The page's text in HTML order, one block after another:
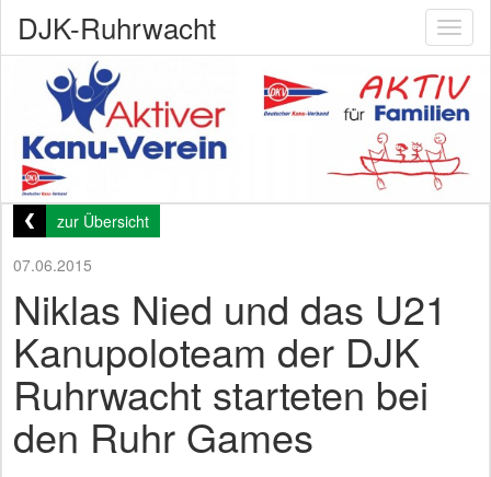
DJK-Ruhrwacht
zur Übersicht
07.06.2015
Niklas Nied und das U21
Kanupoloteam der DJK
Ruhrwacht starteten bei
den Ruhr Games